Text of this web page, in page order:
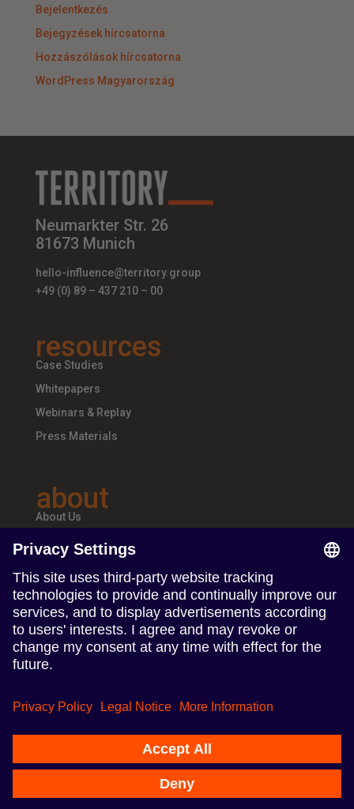
Bejelentkezés
Bejegyzések hírcsatorna
Hozzászólások hírcsatorna
WordPress Magyarország
Neumarkter Str. 26
81673 Munich
hello-influence@territory.group
+49 (0) 89 – 437 210 – 00
resources
Case Studies
Whitepapers
Webinars & Replay
Press Materials
about
About Us
Teams & Offices
follow us
Follow us on Linkedin
Follow us on Instagram
Terms of Use Privacy Policy Impresszum